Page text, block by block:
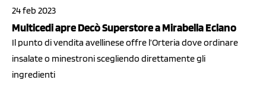
24 feb 2023
Multicedi apre Decò Superstore a Mirabella Eclano
Il punto di vendita avellinese offre l’Orteria dove ordinare
insalate o minestroni scegliendo direttamente gli
ingredienti